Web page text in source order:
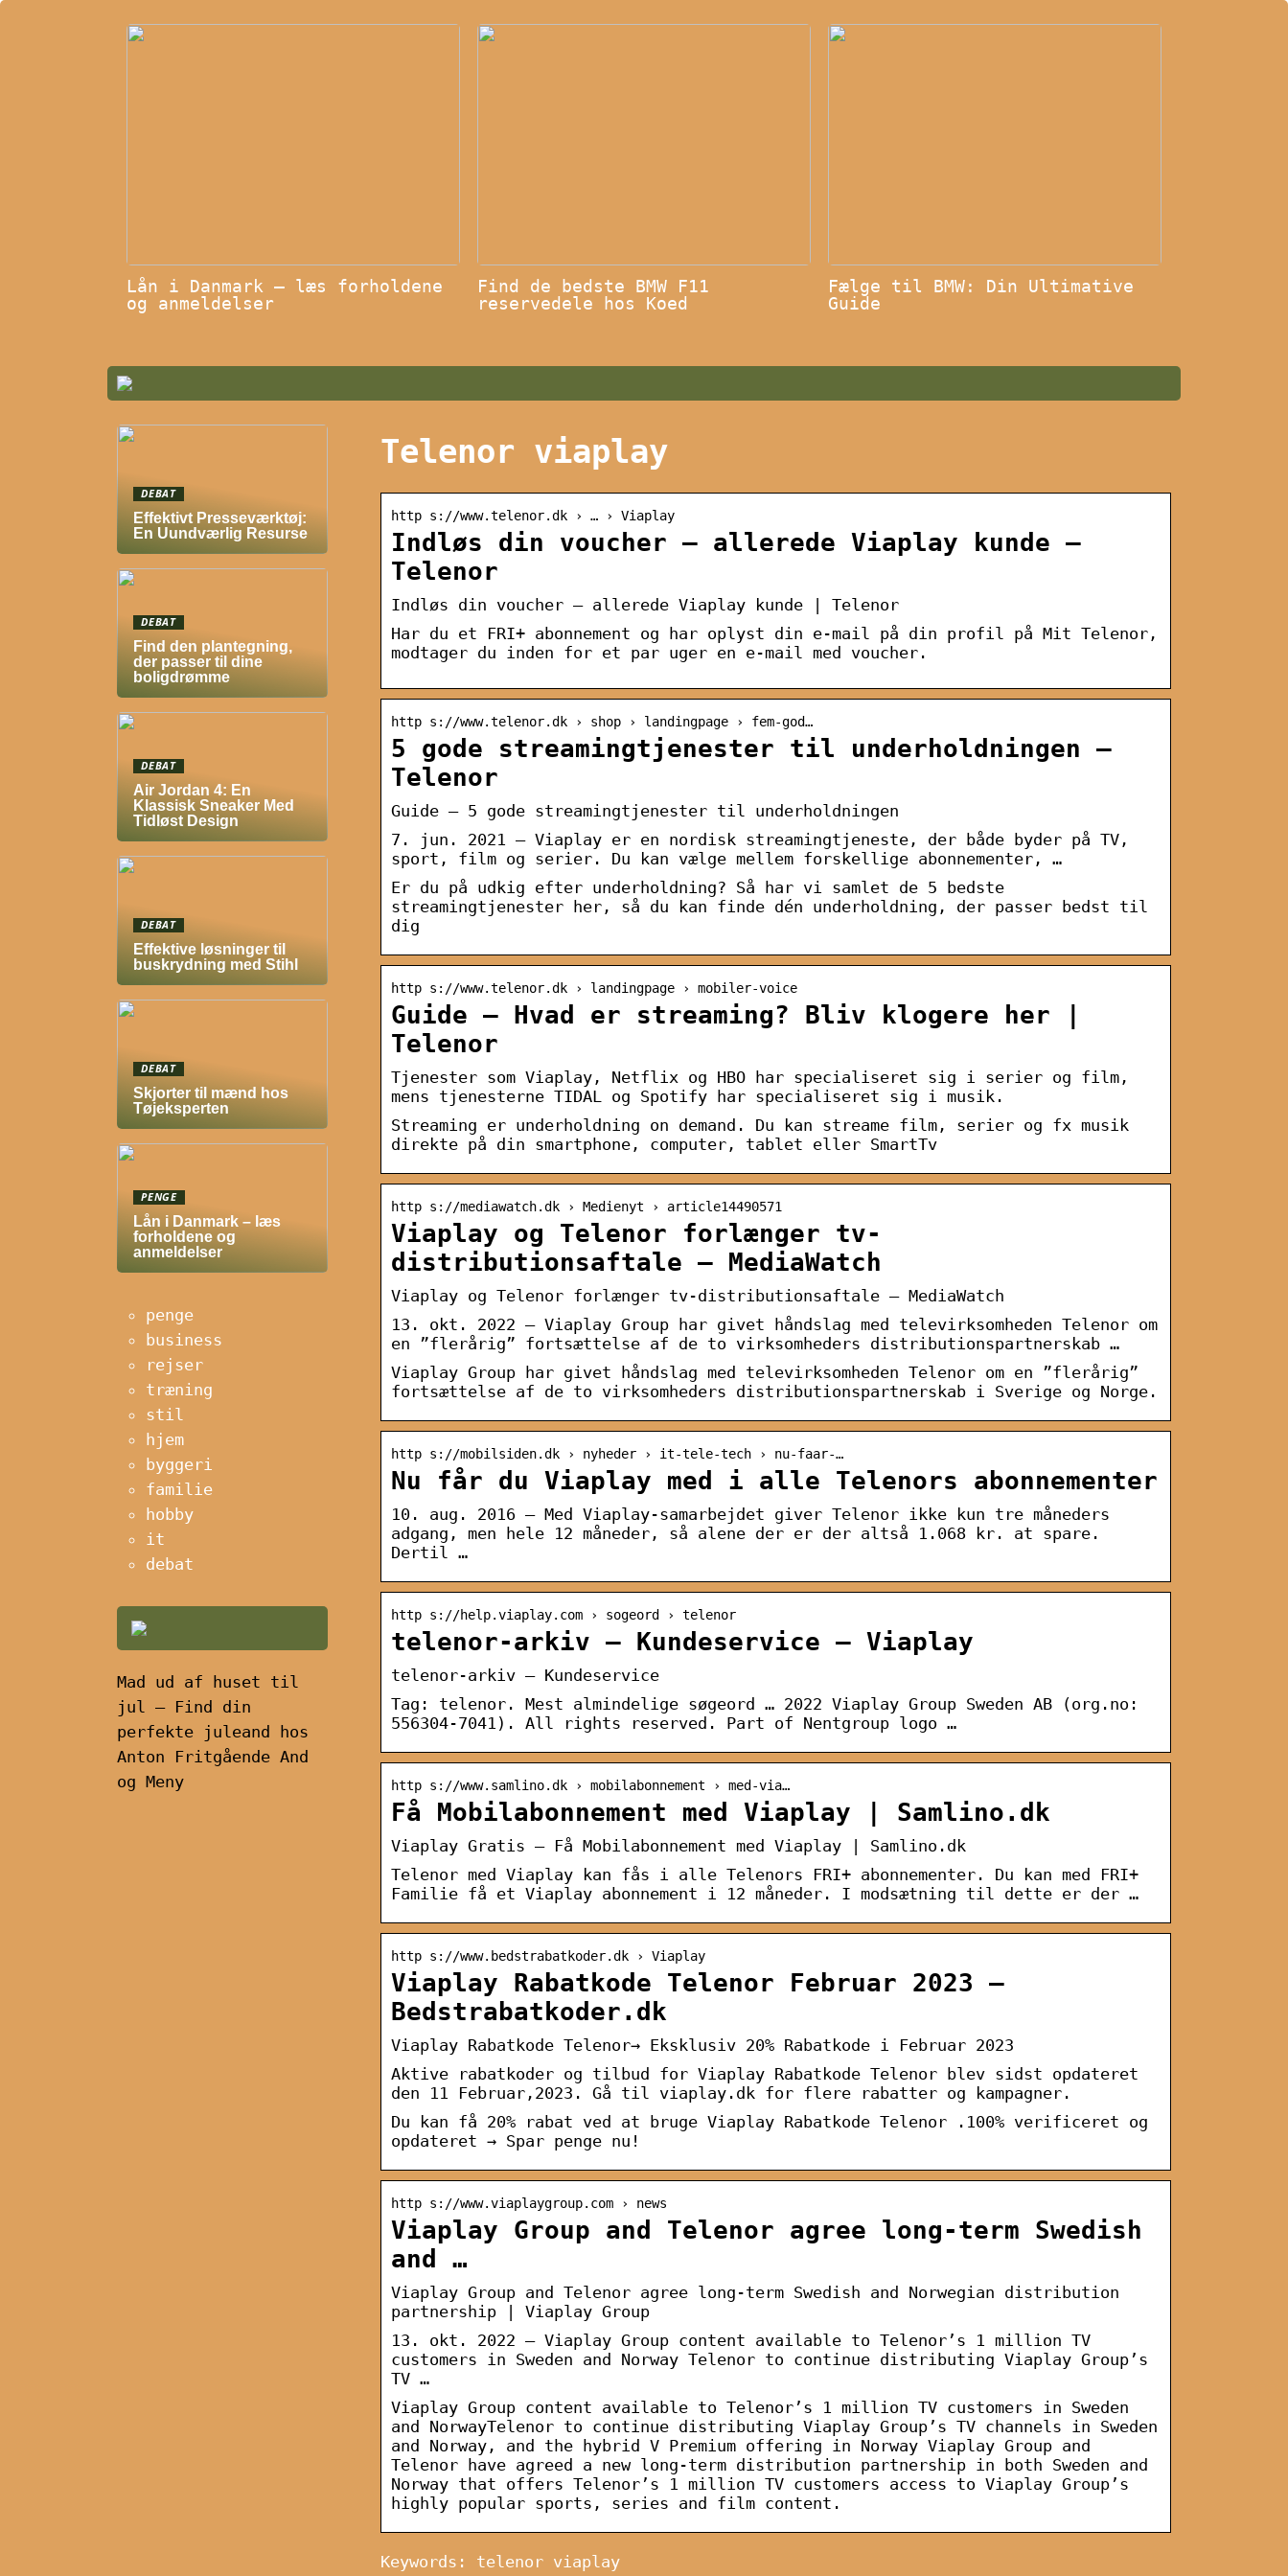
Lån i Danmark – læs forholdene
og anmeldelser
Find de bedste BMW F11
reservedele hos Koed
Fælge til BMW: Din Ultimative
Guide
Telenor viaplay
http s://www.telenor.dk › … › Viaplay
Indløs din voucher – allerede Viaplay kunde –
Telenor
Indløs din voucher – allerede Viaplay kunde | Telenor
Har du et FRI+ abonnement og har oplyst din e-mail på din profil på Mit Telenor,
modtager du inden for et par uger en e-mail med voucher.
http s://www.telenor.dk › shop › landingpage › fem-god…
5 gode streamingtjenester til underholdningen –
Telenor
Guide – 5 gode streamingtjenester til underholdningen
7. jun. 2021 — Viaplay er en nordisk streamingtjeneste, der både byder på TV,
sport, film og serier. Du kan vælge mellem forskellige abonnementer, …
Er du på udkig efter underholdning? Så har vi samlet de 5 bedste
streamingtjenester her, så du kan finde dén underholdning, der passer bedst til
dig
http s://www.telenor.dk › landingpage › mobiler-voice
Guide – Hvad er streaming? Bliv klogere her |
Telenor
Tjenester som Viaplay, Netflix og HBO har specialiseret sig i serier og film,
mens tjenesterne TIDAL og Spotify har specialiseret sig i musik.
Streaming er underholdning on demand. Du kan streame film, serier og fx musik
direkte på din smartphone, computer, tablet eller SmartTv
http s://mediawatch.dk › Medienyt › article14490571
Viaplay og Telenor forlænger tv-
distributionsaftale – MediaWatch
Viaplay og Telenor forlænger tv-distributionsaftale — MediaWatch
13. okt. 2022 — Viaplay Group har givet håndslag med televirksomheden Telenor om
en ”flerårig” fortsættelse af de to virksomheders distributionspartnerskab …
Viaplay Group har givet håndslag med televirksomheden Telenor om en ”flerårig”
fortsættelse af de to virksomheders distributionspartnerskab i Sverige og Norge.
http s://mobilsiden.dk › nyheder › it-tele-tech › nu-faar-…
Nu får du Viaplay med i alle Telenors abonnementer
10. aug. 2016 — Med Viaplay-samarbejdet giver Telenor ikke kun tre måneders
adgang, men hele 12 måneder, så alene der er der altså 1.068 kr. at spare.
Dertil …
http s://help.viaplay.com › sogeord › telenor
telenor-arkiv – Kundeservice – Viaplay
telenor-arkiv – Kundeservice
Tag: telenor. Mest almindelige søgeord … 2022 Viaplay Group Sweden AB (org.no:
556304-7041). All rights reserved. Part of Nentgroup logo …
http s://www.samlino.dk › mobilabonnement › med-via…
Få Mobilabonnement med Viaplay | Samlino.dk
Viaplay Gratis – Få Mobilabonnement med Viaplay | Samlino.dk
Telenor med Viaplay kan fås i alle Telenors FRI+ abonnementer. Du kan med FRI+
Familie få et Viaplay abonnement i 12 måneder. I modsætning til dette er der …
http s://www.bedstrabatkoder.dk › Viaplay
Viaplay Rabatkode Telenor Februar 2023 –
Bedstrabatkoder.dk
Viaplay Rabatkode Telenor→ Eksklusiv 20% Rabatkode i Februar 2023
Aktive rabatkoder og tilbud for Viaplay Rabatkode Telenor blev sidst opdateret
den 11 Februar,2023. Gå til viaplay.dk for flere rabatter og kampagner.
Du kan få 20% rabat ved at bruge Viaplay Rabatkode Telenor .100% verificeret og
opdateret → Spar penge nu!
http s://www.viaplaygroup.com › news
Viaplay Group and Telenor agree long-term Swedish
and …
Viaplay Group and Telenor agree long-term Swedish and Norwegian distribution
partnership | Viaplay Group
13. okt. 2022 — Viaplay Group content available to Telenor’s 1 million TV
customers in Sweden and Norway Telenor to continue distributing Viaplay Group’s
TV …
Viaplay Group content available to Telenor’s 1 million TV customers in Sweden
and NorwayTelenor to continue distributing Viaplay Group’s TV channels in Sweden
and Norway, and the hybrid V Premium offering in Norway Viaplay Group and
Telenor have agreed a new long-term distribution partnership in both Sweden and
Norway that offers Telenor’s 1 million TV customers access to Viaplay Group’s
highly popular sports, series and film content.
Keywords: telenor viaplay
DEBAT
Effektivt Presseværktøj:
En Uundværlig Resurse
DEBAT
Find den plantegning,
der passer til dine
boligdrømme
DEBAT
Air Jordan 4: En
Klassisk Sneaker Med
Tidløst Design
DEBAT
Effektive løsninger til
buskrydning med Stihl
DEBAT
Skjorter til mænd hos
Tøjeksperten
PENGE
Lån i Danmark – læs
forholdene og
anmeldelser
penge
business
rejser
træning
stil
hjem
byggeri
familie
hobby
it
debat
Mad ud af huset til
jul – Find din
perfekte juleand hos
Anton Fritgående And
og Meny